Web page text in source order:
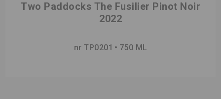
Two Paddocks The Fusilier Pinot Noir
2022
nr TP0201 750 ML